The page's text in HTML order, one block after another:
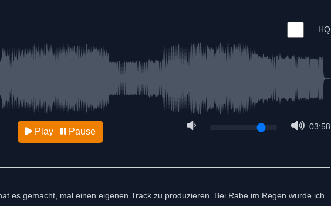
HQ
03:58
Play Pause
es gemacht, mal einen eigenen Track zu produzieren. Bei Rabe im Regen wurde ich